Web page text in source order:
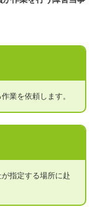
業を依頼します。
指定する場所に赴